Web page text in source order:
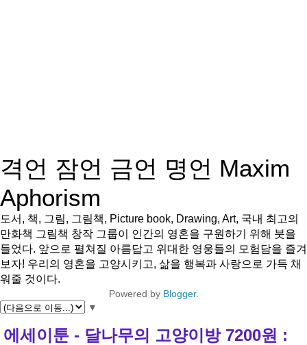
격언 잠언 금언 명언 Maxim
Aphorism
도서, 책, 그림, 그림책, Picture book, Drawing, Art, 국내 최고의
만화책 그림책 창작 그룹이 인간의 영혼을 구원하기 위해 붓을
들었다. 앞으로 펼쳐질 아름답고 위대한 영웅들의 모험담을 즐겨
보자! 우리의 영혼을 고양시키고, 삶을 행복과 사랑으로 가득 채
워줄 것이다.
Powered by Blogger.
▼
에세이툰 - 달나무의 고양이방 7200원 :